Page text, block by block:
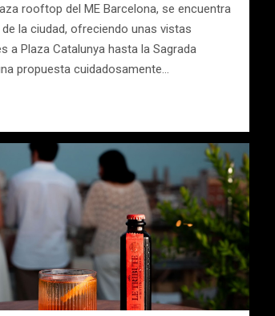
rooftop del ME Barcelona, se encuentra
la ciudad, ofreciendo unas vistas
a Plaza Catalunya hasta la Sagrada
propuesta cuidadosamente…